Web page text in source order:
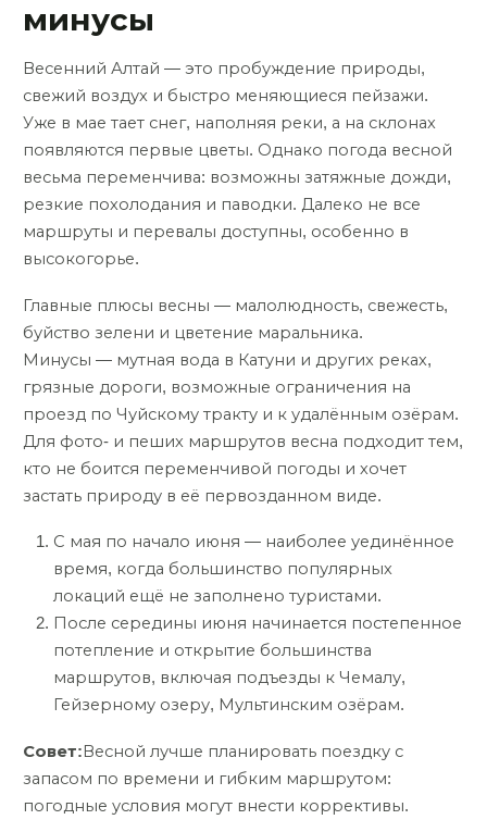
минусы
Весенний Алтай — это пробуждение природы,
свежий воздух и быстро меняющиеся пейзажи.
Уже в мае тает снег, наполняя реки, а на склонах
появляются первые цветы. Однако погода весной
весьма переменчива: возможны затяжные дожди,
резкие похолодания и паводки. Далеко не все
маршруты и перевалы доступны, особенно в
высокогорье.
Главные плюсы весны — малолюдность, свежесть,
буйство зелени и цветение маральника.
Минусы — мутная вода в Катуни и других реках,
грязные дороги, возможные ограничения на
проезд по Чуйскому тракту и к удалённым озёрам.
Для фото- и пеших маршрутов весна подходит тем,
кто не боится переменчивой погоды и хочет
застать природу в её первозданном виде.
С мая по начало июня — наиболее уединённое
время, когда большинство популярных
локаций ещё не заполнено туристами.
После середины июня начинается постепенное
потепление и открытие большинства
маршрутов, включая подъезды к Чемалу,
Гейзерному озеру, Мультинским озёрам.
Совет:Весной лучше планировать поездку с
запасом по времени и гибким маршрутом:
погодные условия могут внести коррективы.